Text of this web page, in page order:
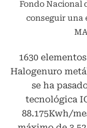
Fondo Nacional
conseguir una
1630
Halogenuro
se ha
tecnológica
88.175Kwh/